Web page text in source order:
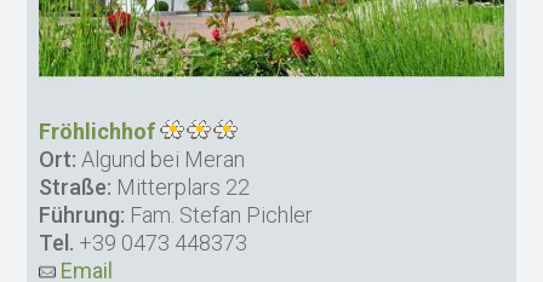
Fröhlichhof
Ort: Algund bei Meran
Straße: Mitterplars 22
Führung: Fam. Stefan Pichler
Tel. +39 0473 448373
Email